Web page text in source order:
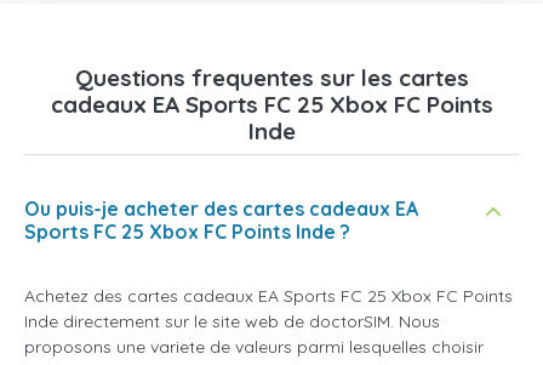
Questions frequentes sur les cartes
cadeaux EA Sports FC 25 Xbox FC Points
Inde
Ou puis-je acheter des cartes cadeaux EA
Sports FC 25 Xbox FC Points Inde ?
Achetez des cartes cadeaux EA Sports FC 25 Xbox FC Points
Inde directement sur le site web de doctorSIM. Nous
proposons une variete de valeurs parmi lesquelles choisir